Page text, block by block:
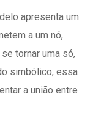
apresenta um
a um nó,
tornar uma só,
simbólico, essa
a união entre